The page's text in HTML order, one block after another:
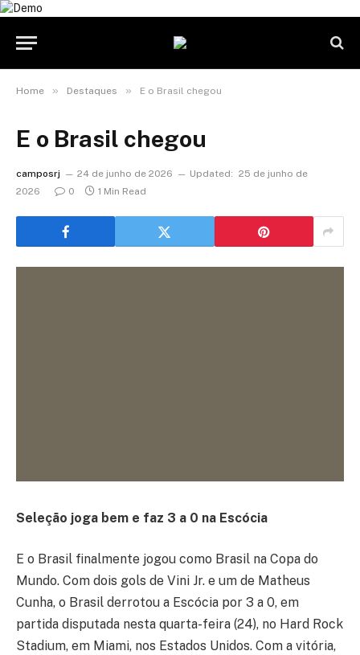
Home » Destaques » E o Brasil chegou
E o Brasil chegou
camposrj 24 de junho de 2026 Updated: 25 de junho de
2026
0 1 Min Read
Seleção joga bem e faz 3 a 0 na Escócia
E o Brasil finalmente jogou como Brasil na Copa do
Mundo. Com dois gols de Vini Jr. e um de Matheus
Cunha, o Brasil derrotou a Escócia por 3 a 0, em
partida disputada nesta quarta-feira (24), no Hard Rock
Stadium, em Miami, nos Estados Unidos. Com a vitória,